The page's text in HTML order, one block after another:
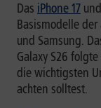
Das iPhone 17
Basismodelle
und Samsung.
Galaxy S26
die wichtigsten
achten solltest.